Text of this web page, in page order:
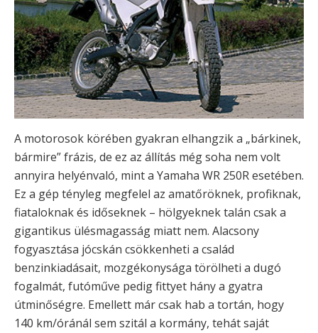
A motorosok körében gyakran elhangzik a „bárkinek,
bármire” frázis, de ez az állítás még soha nem volt
annyira helyénvaló, mint a Yamaha WR 250R esetében.
Ez a gép tényleg megfelel az amatőröknek, profiknak,
fiataloknak és időseknek – hölgyeknek talán csak a
gigantikus ülésmagasság miatt nem. Alacsony
fogyasztása jócskán csökkenheti a család
benzinkiadásait, mozgékonysága törölheti a dugó
fogalmát, futóműve pedig fittyet hány a gyatra
útminőségre. Emellett már csak hab a tortán, hogy
140 km/óránál sem szitál a kormány, tehát saját